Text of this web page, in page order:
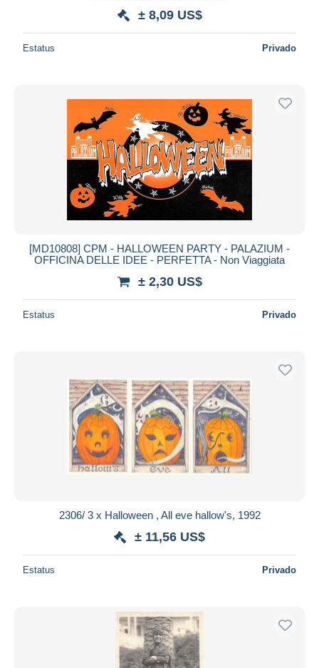
± 8,09 US$
Estatus Privado
[MD10808] CPM - HALLOWEEN PARTY - PALAZIUM -
OFFICINA DELLE IDEE - PERFETTA - Non Viaggiata
± 2,30 US$
Estatus Privado
2306/ 3 x Halloween , All eve hallow's, 1992
± 11,56 US$
Estatus Privado